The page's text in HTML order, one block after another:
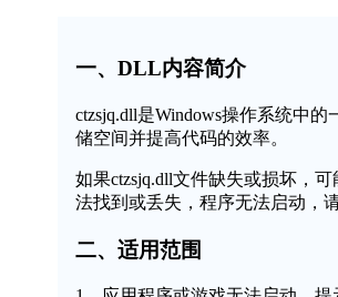
一、DLL内容简介
ctzsjq.dll是Windows操作系统中
储空间并提高代码的效率。
如果ctzsjq.dll文件缺失或损坏，
法找到或丢失，程序无法启动，
二、适用范围